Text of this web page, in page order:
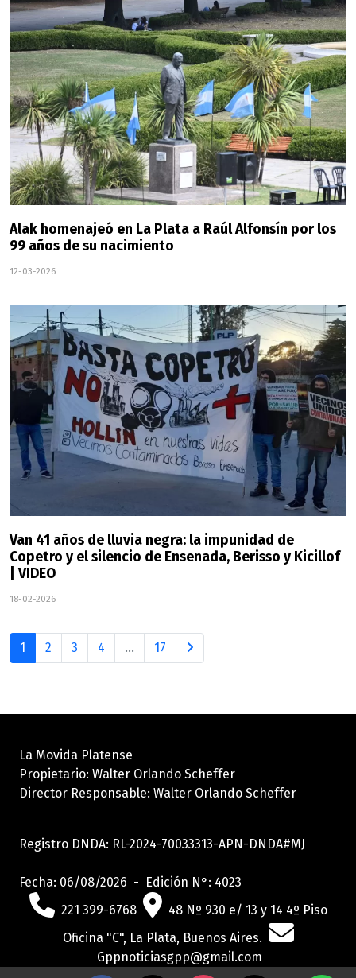
Alak homenajeó en La Plata a Raúl Alfonsín por los
99 años de su nacimiento
12-03-2026
Van 41 años de lluvia negra: la impunidad de
Copetro y el silencio de Ensenada, Berisso y Kicillof
| VIDEO
18-02-2026
1 2 3 4 ... 17
La Movida Platense
Propietario: Walter Orlando Scheffer
Director Responsable: Walter Orlando Scheffer
Registro DNDA: RL-2024-70033313-APN-DNDA#MJ
Fecha: 06/08/2026 - Edición N°: 4023
221 399-6768
48 Nº 930 e/ 13 y 14 4º Piso
Oficina "C", La Plata, Buenos Aires.
Gppnoticiasgpp@gmail.com